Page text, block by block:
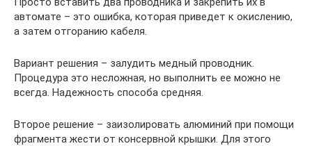
автомате – это ошибка, которая приведет к окислению,
а затем отгоранию кабеля.
Вариант решения – залудить медный проводник.
Процедура это несложная, но выполнить ее можно не
всегда. Надежность способа средняя.
Второе решение – заизолировать алюминий при помощи
фрагмента жести от консервной крышки. Для этого